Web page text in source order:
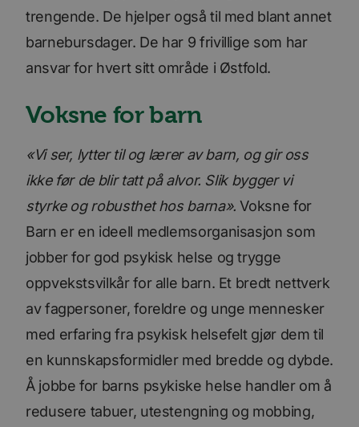
trengende. De hjelper også til med blant annet
barnebursdager. De har 9 frivillige som har
ansvar for hvert sitt område i Østfold.
Voksne for barn
«Vi ser, lytter til og lærer av barn, og gir oss
ikke før de blir tatt på alvor. Slik bygger vi
styrke og robusthet hos barna». Voksne for
Barn er en ideell medlemsorganisasjon som
jobber for god psykisk helse og trygge
oppvekstsvilkår for alle barn. Et bredt nettverk
av fagpersoner, foreldre og unge mennesker
med erfaring fra psykisk helsefelt gjør dem til
en kunnskapsformidler med bredde og dybde.
Å jobbe for barns psykiske helse handler om å
redusere tabuer, utestengning og mobbing,